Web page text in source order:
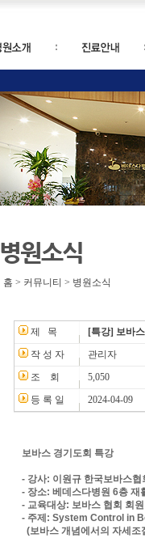
병원소식
홈 > 커뮤니티 > 병원소식
제 목
[특강] 보바
작 성 자
관리자
조 회
5,050
등 록 일
2024-04-09
보바스 경기도회 특강
- 강사: 이원규 한국보바스협
- 장소: 베데스다병원 6층 재
- 교육대상: 보바스 협회 회
- 주제: System Control in
(보바스 개념에서의 자세조